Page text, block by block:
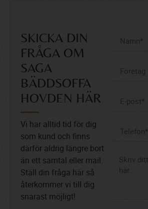
SKICKA DIN
FRÅGA OM
SAGA
BÄDDSOFFA
HOVDEN HÄR
Vi har alltid tid för dig
som kund och finns
därför aldrig längre bort
än ett samtal eller mail.
Ställ din fråga här så
återkommer vi till dig
snarast möjligt!